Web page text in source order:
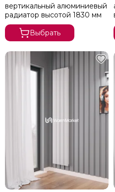
вертикальный алюминиевый
радиатор высотой 1830 мм
Выбрать